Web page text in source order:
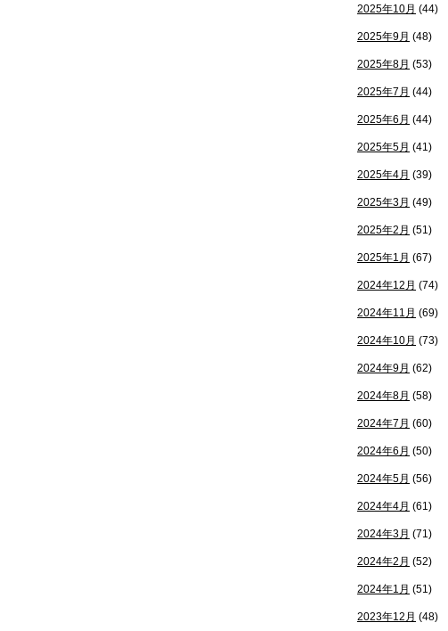
2025年10月 (44)
2025年9月 (48)
2025年8月 (53)
2025年7月 (44)
2025年6月 (44)
2025年5月 (41)
2025年4月 (39)
2025年3月 (49)
2025年2月 (51)
2025年1月 (67)
2024年12月 (74)
2024年11月 (69)
2024年10月 (73)
2024年9月 (62)
2024年8月 (58)
2024年7月 (60)
2024年6月 (50)
2024年5月 (56)
2024年4月 (61)
2024年3月 (71)
2024年2月 (52)
2024年1月 (51)
2023年12月 (48)